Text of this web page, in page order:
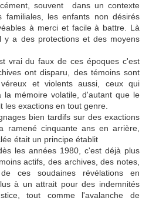
souvent dans un contexte
familiales, les enfants non désirés
à merci et facile à battre. Là
y a des protections et des moyens
vrai du faux de ces époques c'est
ont disparu, des témoins sont
et violents aussi, ceux qui
la mémoire volatile, d'autant que le
les exactions en tout genre.
bien tardifs sur des exactions
ramené cinquante ans en arrière,
était un principe établit
les années 1980, c'est déjà plus
actifs, des archives, des notes,
ces soudaines révélations en
à un attrait pour des indemnités
tout comme l'avalanche de